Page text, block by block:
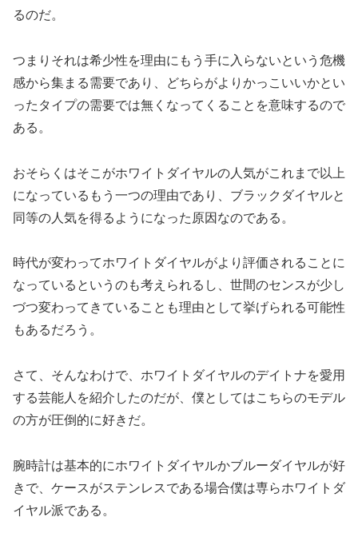
るのだ。
つまりそれは希少性を理由にもう手に入らないという危機
感から集まる需要であり、どちらがよりかっこいいかとい
ったタイプの需要では無くなってくることを意味するので
ある。
おそらくはそこがホワイトダイヤルの人気がこれまで以上
になっているもう一つの理由であり、ブラックダイヤルと
同等の人気を得るようになった原因なのである。
時代が変わってホワイトダイヤルがより評価されることに
なっているというのも考えられるし、世間のセンスが少し
づつ変わってきていることも理由として挙げられる可能性
もあるだろう。
さて、そんなわけで、ホワイトダイヤルのデイトナを愛用
する芸能人を紹介したのだが、僕としてはこちらのモデル
の方が圧倒的に好きだ。
腕時計は基本的にホワイトダイヤルかブルーダイヤルが好
きで、ケースがステンレスである場合僕は専らホワイトダ
イヤル派である。